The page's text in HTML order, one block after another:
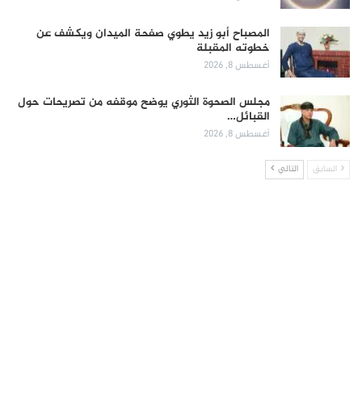
المصباح أبو زيد يطوي صفحة الميدان ويكشف عن
خطوته المقبلة
أغسطس 8, 2026
مجلس الصحوة الثوري يوضح موقفه من تصريحات حول
القبائل…
أغسطس 8, 2026
السابق التالي